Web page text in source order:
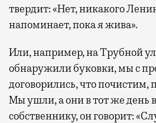
твердит: «Нет, никакого
напоминает, пока я жива».
Или, например, на Трубной
обнаружили буковки, мы с
договорились, что почистим,
Мы ушли, а они в тот же день
собственнику, он говорит: